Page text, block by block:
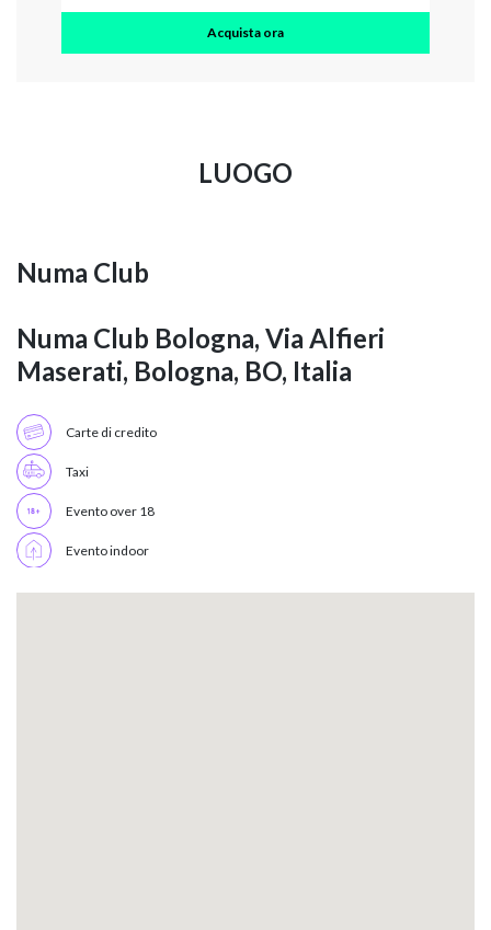
Acquista ora
LUOGO
Numa Club
Numa Club Bologna, Via Alfieri
Maserati, Bologna, BO, Italia
Carte di credito
Taxi
Evento over 18
Evento indoor